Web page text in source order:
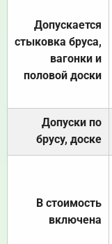
Допускается
стыковка бруса,
вагонки и
половой доски
Допуски по
брусу, доске
В стоимость
включена